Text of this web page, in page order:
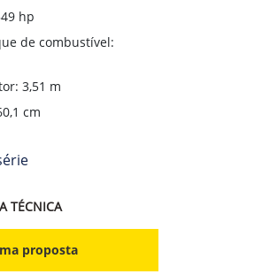
hp
de combustível:
3,51 m
cm
TÉCNICA
proposta